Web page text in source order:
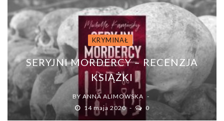
KRYMINAŁ
SERYJNI MORDERCY – RECENZJA
KSIĄŻKI
BY ANNA ALIMOWSKA
14 maja 2020
0